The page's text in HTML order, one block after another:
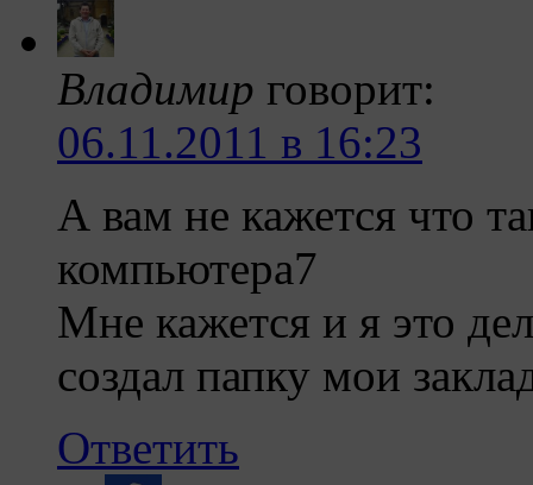
Владимир говорит:
06.11.2011 в 16:23
А вам не кажется что
компьютера7
Мне кажется и я это
создал папку мои
Ответить